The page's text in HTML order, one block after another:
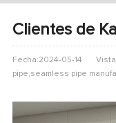
Clientes de
Fecha:2024-05-14
pipe,seamless pipe